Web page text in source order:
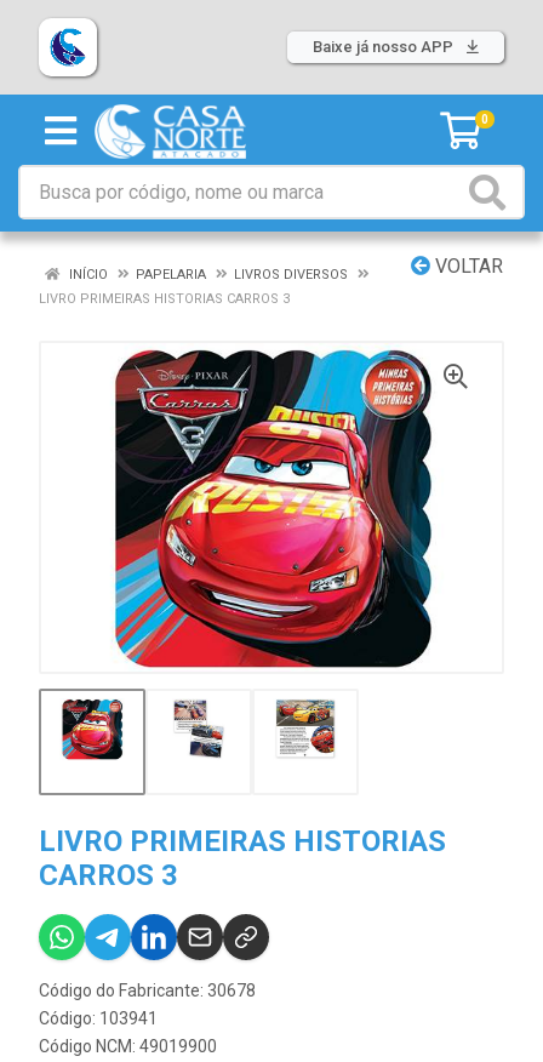
Baixe já nosso APP
0
VOLTAR
INÍCIO PAPELARIA
LIVROS DIVERSOS
LIVRO PRIMEIRAS HISTORIAS CARROS 3
LIVRO PRIMEIRAS HISTORIAS
CARROS 3
Código do Fabricante: 30678
Código: 103941
Código NCM: 49019900